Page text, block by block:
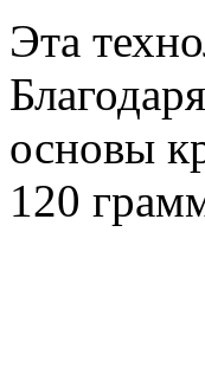
Эта
основы
120